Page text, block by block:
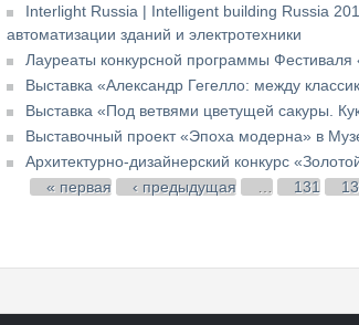
Interlight Russia | Intelligent building Russia
автоматизации зданий и электротехники
Лауреаты конкурсной программы
Выставка «Александр Гегелло: между
Выставка «Под ветвями цветущей сакуры.
Выставочный проект «Эпоха модерна» в
Архитектурно-дизайнерский конкурс
Страницы
« первая ‹ предыдущая 131